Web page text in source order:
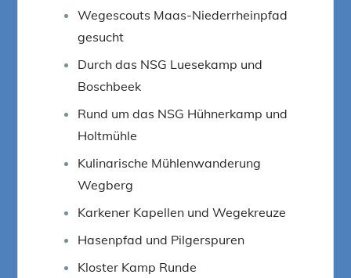
Wegescouts Maas-Niederrheinpfad
gesucht
Durch das NSG Luesekamp und
Boschbeek
Rund um das NSG Hühnerkamp und
Holtmühle
Kulinarische Mühlenwanderung
Wegberg
Karkener Kapellen und Wegekreuze
Hasenpfad und Pilgerspuren
Kloster Kamp Runde